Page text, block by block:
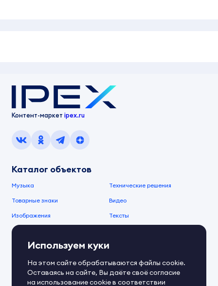
Контент-маркет ipex.ru
Каталог объектов
Музыка Технические решения
Товарные знаки Видео
Изображения Тексты
О компании
О сервисе
Документы IPEX Справочный центр
Контакты Обратная связь
Используем куки
На этом сайте обрабатываются файлы cookie.
Оставаясь на сайте, Вы даёте своё согласие
на использование cookie в соответствии